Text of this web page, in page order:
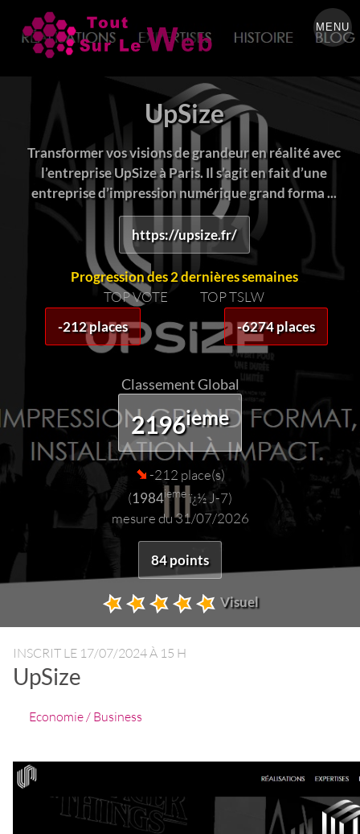
MENU
UpSize
Transformer vos visions de grandeur en réalité avec
l’entreprise UpSize à Paris. Il s’agit en fait d’une
entreprise d’impression numérique grand forma ...
https://upsize.fr/
Progression des 2 dernières semaines
TOP VOTE
-212 places
TOP TSLW
-6274 places
Classement Global
2196ieme
-212 place(s)
(1984iemeï¿½ J-7)
mesure du 31/07/2026
84 points
Visuel
INSCRIT LE 17/07/2024 À 15 H
UpSize
Economie / Business